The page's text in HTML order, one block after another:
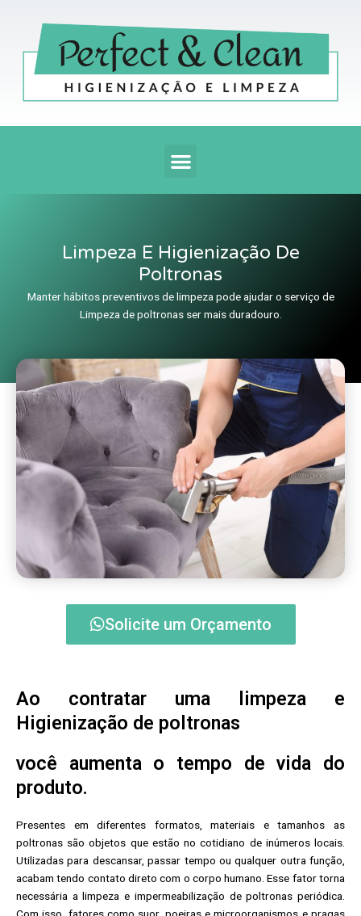
conteúdo
Menu
Limpeza E Higienização De
Poltronas
Manter hábitos preventivos de limpeza pode ajudar o serviço de
Limpeza de poltronas ser mais duradouro.
Solicite um Orçamento
Ao contratar uma limpeza e
Higienização de poltronas
você aumenta o tempo de vida do
produto.
Presentes em diferentes formatos, materiais e tamanhos as
poltronas são objetos que estão no cotidiano de inúmeros locais.
Utilizadas para descansar, passar tempo ou qualquer outra função,
acabam tendo contato direto com o corpo humano. Esse fator torna
necessária a limpeza e impermeabilização de poltronas periódica.
Com isso, fatores como suor, poeiras e microorganismos e pragas